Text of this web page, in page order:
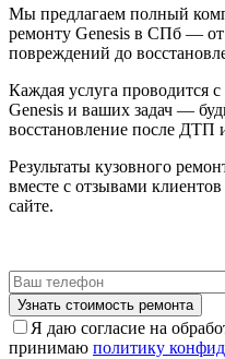
Мы предлагаем полный
ремонту Genesis в СПб — от
повреждений до
Каждая услуга проводится
Genesis и ваших задач —
восстановление после ДТП
Результаты кузовного
вместе с отзывами
сайте.
Я даю согласие на
принимаю политику